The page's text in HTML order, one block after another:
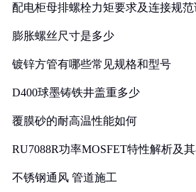
配电柜母排螺栓力矩要求及连接规
膨胀螺丝尺寸是多少
镀锌方管有哪些常见规格和型号
D400球墨铸铁井盖重多少
覆膜砂的耐高温性能如何
RU7088R功率MOSFET特性解析及
不锈钢通风 管道施工